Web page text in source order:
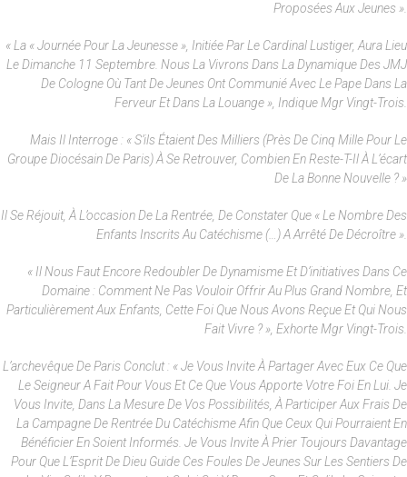
Proposées Aux Jeunes ».
« La « Journée Pour La Jeunesse », Initiée Par Le Cardinal Lustiger, Aura Lieu
Le Dimanche 11 Septembre. Nous La Vivrons Dans La Dynamique Des JMJ
De Cologne Où Tant De Jeunes Ont Communié Avec Le Pape Dans La
Ferveur Et Dans La Louange », Indique Mgr Vingt-Trois.
Mais Il Interroge : « S’ils Étaient Des Milliers (près De Cinq Mille Pour Le
Groupe Diocésain De Paris) À Se Retrouver, Combien En Reste-T-Il À L’écart
De La Bonne Nouvelle ? »
Il Se Réjouit, À L’occasion De La Rentrée, De Constater Que « Le Nombre Des
Enfants Inscrits Au Catéchisme (…) A Arrêté De Décroître ».
« Il Nous Faut Encore Redoubler De Dynamisme Et D’initiatives Dans Ce
Domaine : Comment Ne Pas Vouloir Offrir Au Plus Grand Nombre, Et
Particulièrement Aux Enfants, Cette Foi Que Nous Avons Reçue Et Qui Nous
Fait Vivre ? », Exhorte Mgr Vingt-Trois.
L’archevêque De Paris Conclut : « Je Vous Invite À Partager Avec Eux Ce Que
Le Seigneur A Fait Pour Vous Et Ce Que Vous Apporte Votre Foi En Lui. Je
Vous Invite, Dans La Mesure De Vos Possibilités, À Participer Aux Frais De
La Campagne De Rentrée Du Catéchisme Afin Que Ceux Qui Pourraient En
Bénéficier En Soient Informés. Je Vous Invite À Prier Toujours Davantage
Pour Que L’Esprit De Dieu Guide Ces Foules De Jeunes Sur Les Sentiers De